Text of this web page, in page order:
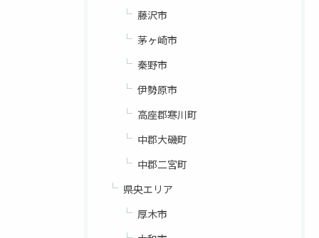
藤沢市
茅ヶ崎市
秦野市
伊勢原市
高座郡寒川町
中郡大磯町
中郡二宮町
県央エリア
厚木市